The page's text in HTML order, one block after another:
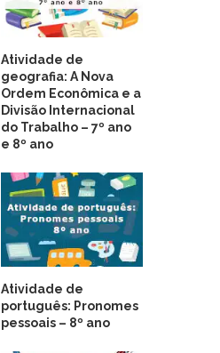
Atividade de
geografia: A Nova
Ordem Econômica e a
Divisão Internacional
do Trabalho – 7º ano
e 8º ano
Atividade de
português: Pronomes
pessoais – 8º ano